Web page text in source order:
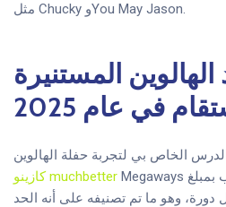
مثل Chucky وYou May Jason.
المستنيرة
في عام 2025
كازينو muchbetter Megaways بالعملة الحقيقية، كنت ألعب بمبلغ
دورة، وهو ما تم تصنيفه على أنه الحد